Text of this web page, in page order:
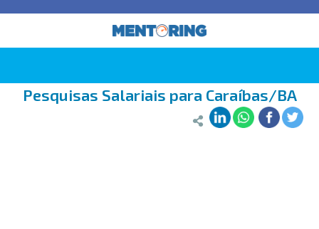
Pesquisas Salariais para Caraíbas/BA